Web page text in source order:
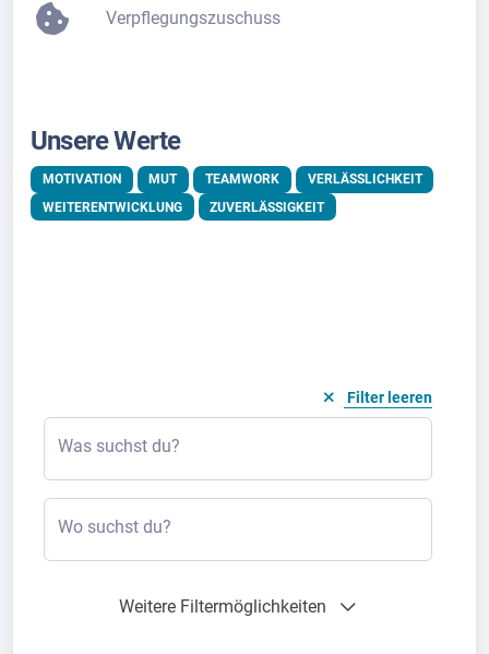
Verpflegungszuschuss
Unsere Werte
MOTIVATION MUT TEAMWORK
VERLÄSSLICHKEIT
WEITERENTWICKLUNG
ZUVERLÄSSIGKEIT
Filter leeren
Was suchst du?
Wo suchst du?
Weitere Filtermöglichkeiten